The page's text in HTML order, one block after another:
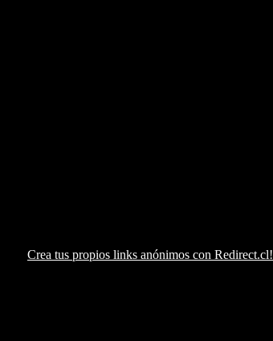
Crea tus propios links anónimos con Redirect.cl!